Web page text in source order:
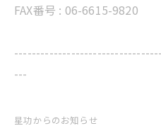
FAX番号 : 06-6615-9820
---
星功からのお知らせ